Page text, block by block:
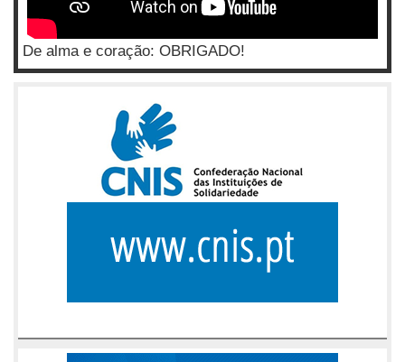
De alma e coração: OBRIGADO!